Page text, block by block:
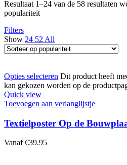
Resultaat 1–24 van de 58 resultaten
populariteit
Filters
Show 24 52 All
Opties selecteren Dit product heeft
kan gekozen worden op de
Quick view
Toevoegen aan verlanglijstje
Textielposter Op de
Vanaf €39.95